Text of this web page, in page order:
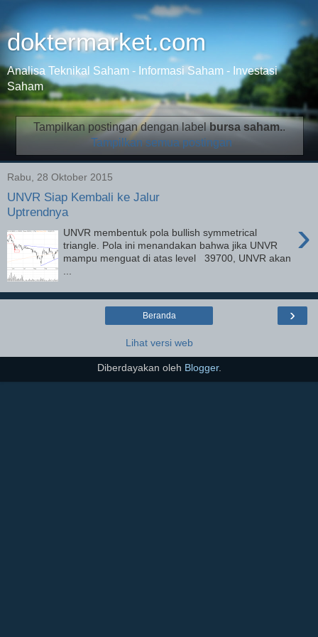
doktermarket.com
Analisa Teknikal Saham - Informasi Saham - Investasi
Saham
Tampilkan postingan dengan labelbursa saham..
Tampilkan semua postingan
Rabu, 28 Oktober 2015
UNVR Siap Kembali ke Jalur
Uptrendnya
›
UNVR membentuk pola bullish symmetrical
triangle. Pola ini menandakan bahwa jika UNVR
mampu menguat di atas level 39700, UNVR akan
›
Beranda
Lihat versi web
Diberdayakan oleh Blogger.